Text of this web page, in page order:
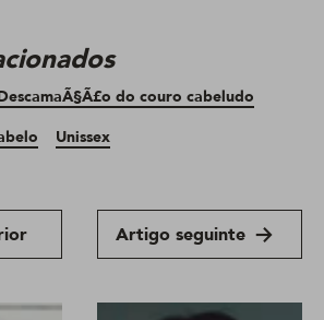
do couro cabeludo
Unissex
Artigo seguinte